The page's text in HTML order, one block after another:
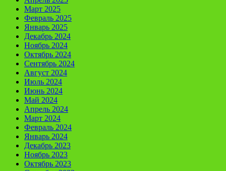
Март 2025
Февраль 2025
Январь 2025
Декабрь 2024
Ноябрь 2024
Октябрь 2024
Сентябрь 2024
Август 2024
Июль 2024
Июнь 2024
Май 2024
Апрель 2024
Март 2024
Февраль 2024
Январь 2024
Декабрь 2023
Ноябрь 2023
Октябрь 2023